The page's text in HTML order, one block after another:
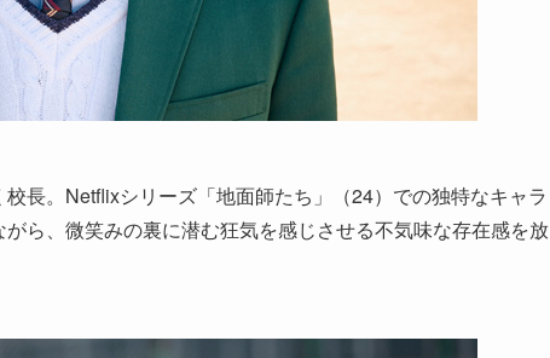
長。Netflixシリーズ「地面師たち」（24）での独特なキャラ
ら、微笑みの裏に潜む狂気を感じさせる不気味な存在感を放